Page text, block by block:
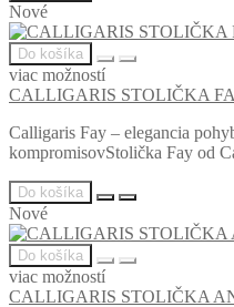
Nové
Do košíka
viac možností
CALLIGARIS STOLIČKA
Calligaris Fay – elegancia
kompromisovStolička Fay od
Do košíka
Nové
Do košíka
viac možností
CALLIGARIS STOLIČKA